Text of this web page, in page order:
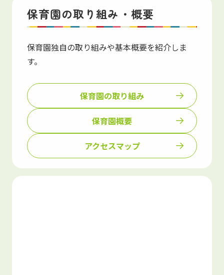
保育園の取り組み・概要
保育園独自の取り組みや基本概要を紹介しま
す。
保育園の取り組み
保育園概要
アクセスマップ